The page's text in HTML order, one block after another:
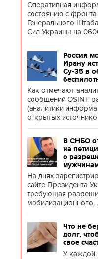
Оперативная
состоянию с фронта
Генерального
Сил Украины на
Россия
Ирану
Су-35 в
Как отмечают
сообщений OSINT-
(аналитики
открытых
В СНБО
на
о
На днях
сайте Президента
требующая
мобилизационного
Что не
долг,
свое
У каждой